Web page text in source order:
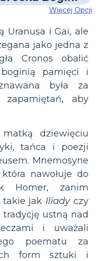
Więcej Opcji
Uranusa i Gai, ale
jako jedna z
Cronos obalić
pamięci i
była za
aby
dziewięciu
tańca i poezji
Mnemosyne
nawołuje do
Homer, zanim
takie jak Iliadyczy
tradycję ustną nad
i uważali
poematu za
form sztuki i